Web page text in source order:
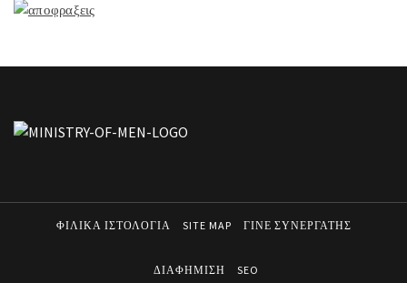
ΦΙΛΙΚΑ ΙΣΤΟΛΟΓΙΑ SITE MAP ΓΙΝΕ ΣΥΝΕΡΓΑΤΗΣ
ΔΙΑΦΗΜΙΣΗ SEO